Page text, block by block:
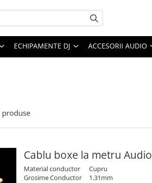
ECHIPAMENTE DJ ACCESORII AUDIO
produse
Cablu boxe la metru
Material conductor
Cupru
Grosime Conductor 1.31mm